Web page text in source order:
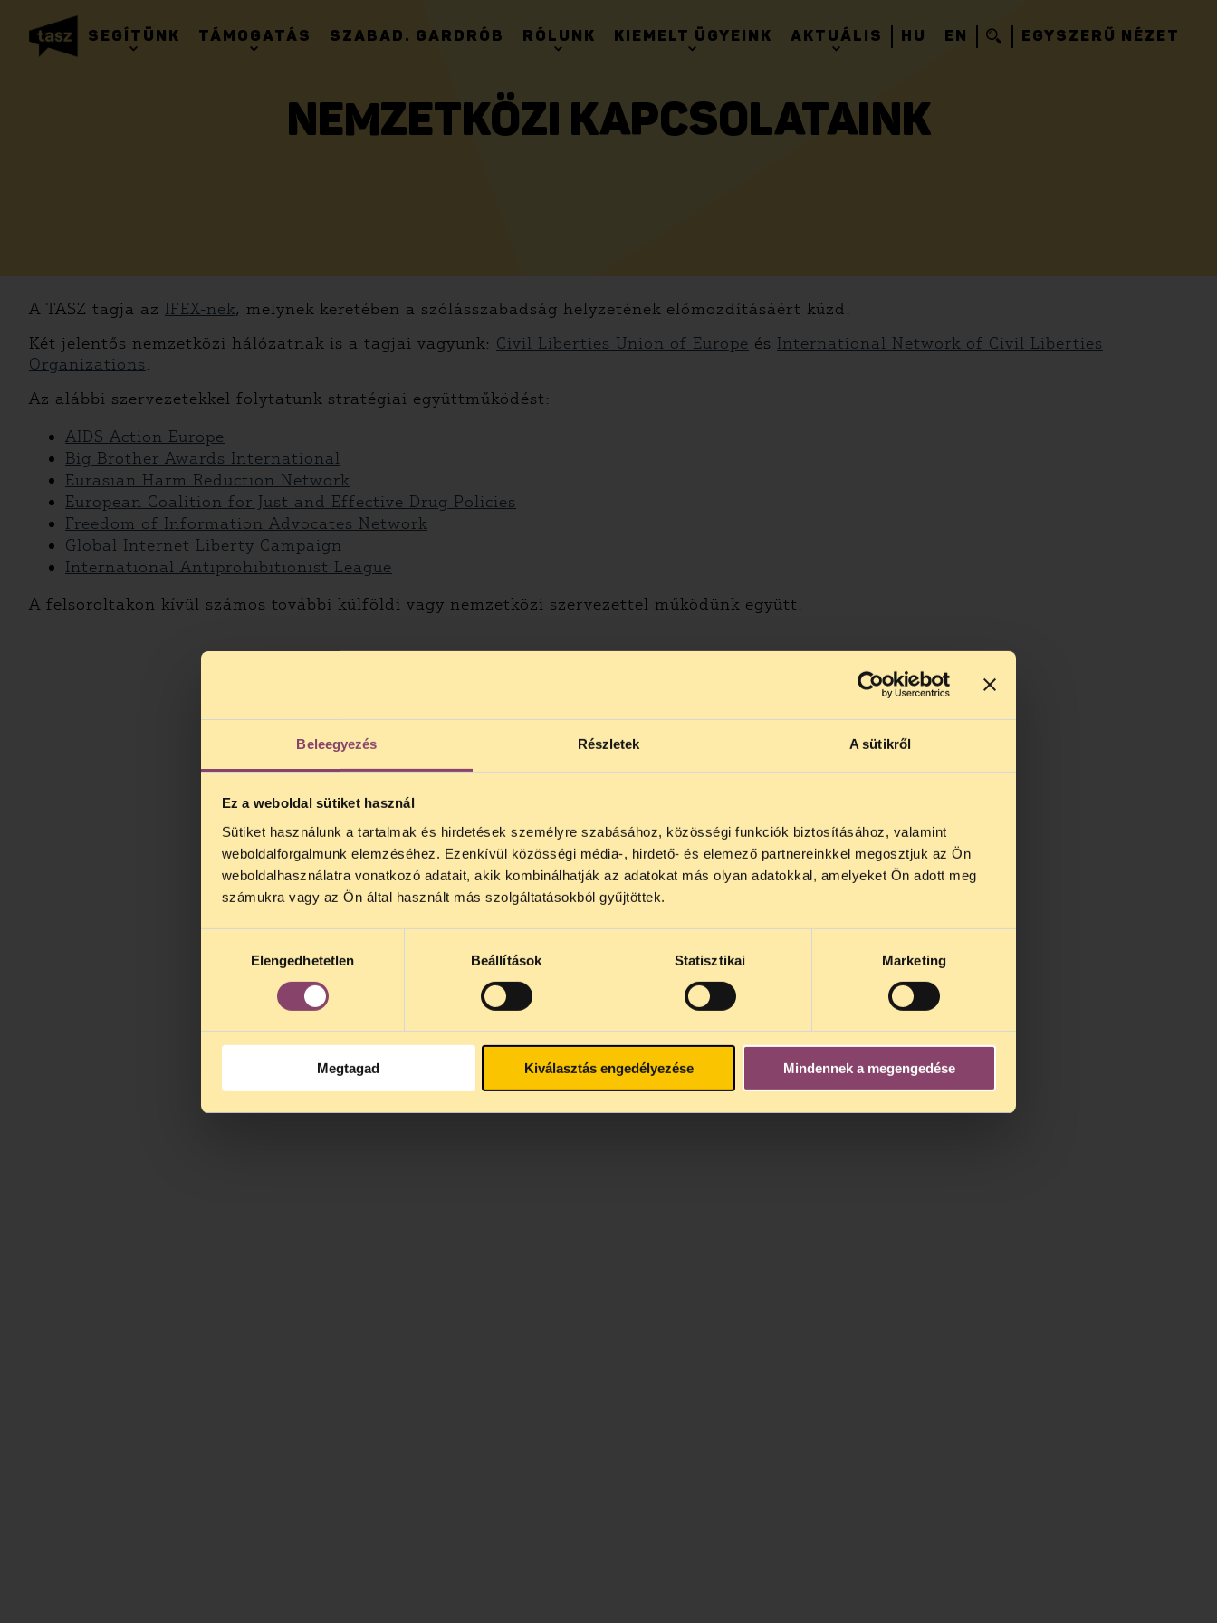
Beleegyezés Részletek A sütikről
Ez a weboldal sütiket használ
Sütiket használunk a tartalmak és hirdetések személyre szabásához, közösségi funkciók biztosításához, valamint
weboldalforgalmunk elemzéséhez. Ezenkívül közösségi média-, hirdető- és elemező partnereinkkel megosztjuk az Ön
weboldalhasználatra vonatkozó adatait, akik kombinálhatják az adatokat más olyan adatokkal, amelyeket Ön adott meg
számukra vagy az Ön által használt más szolgáltatásokból gyűjtöttek.
kiválasztásaElengedhetetlen Beállítások Statisztikai Marketing
Megtagad Kiválasztás engedélyezése Mindennek a megengedése
SEGÍTÜNK TÁMOGATÁS SZABAD. GARDRÓB RÓLUNK KIEMELT ÜGYEINK AKTUÁLIS HU EN EGYSZERŰ NÉZET
NEMZETKÖZI KAPCSOLATAINK
A TASZ tagja az IFEX-nek, melynek keretében a szólásszabadság helyzetének előmozdításáért küzd.
Két jelentős nemzetközi hálózatnak is a tagjai vagyunk: Civil Liberties Union of Europe és International Network of Civil Liberties
Organizations.
Az alábbi szervezetekkel folytatunk stratégiai együttműködést:
AIDS Action Europe
Big Brother Awards International
Eurasian Harm Reduction Network
European Coalition for Just and Effective Drug Policies
Freedom of Information Advocates Network
Global Internet Liberty Campaign
International Antiprohibitionist League
A felsoroltakon kívül számos további külföldi vagy nemzetközi szervezettel működünk együtt.
TELEFONOS JOGSEGÉLY SZÜNET!
Kedves érdeklődő, Tájékoztatjuk, hogy
telefonos jogsegélyünk július 27 és
augusztus 24 között szünetel
. Az első telefonos jogsegély
augusztus 25-én
kedden, 13 és 15 óra között lesz
jogsegely@tasz.hu
alatt is elér minket.